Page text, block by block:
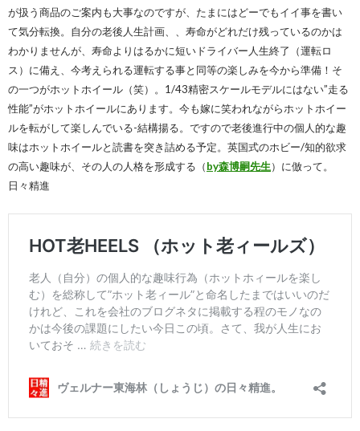
が扱う商品のご案内も大事なのですが、たまにはどーでもイイ事を書い
て気分転換。自分の老後人生計画、、寿命がどれだけ残っているのかは
わかりませんが、寿命よりはるかに短いドライバー人生終了（運転ロ
ス）に備え、今考えられる運転する事と同等の楽しみを今から準備！そ
の一つがホットホイール（笑）。1/43精密スケールモデルにはない”走る
性能”がホットホイールにあります。今も嫁に笑われながらホットホイー
ルを転がして楽しんでいる-結構揚る。ですので老後進行中の個人的な趣
味はホットホイールと読書を突き詰める予定。英国式のホビー/知的欲求
の高い趣味が、その人の人格を形成する（by森博嗣先生）に倣って。
日々精進